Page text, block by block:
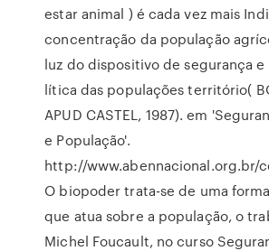
estar animal ) é cada vez mais
concentração da população
luz do dispositivo de segurança
lítica das populações território(
APUD CASTEL, 1987). em
e População'.
http://www.abennacional.org.br/
O biopoder trata-se de uma
que atua sobre a população, o
Michel Foucault, no curso